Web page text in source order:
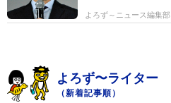
よろず～ニュース編集部
よろず〜ライター
（新着記事順）